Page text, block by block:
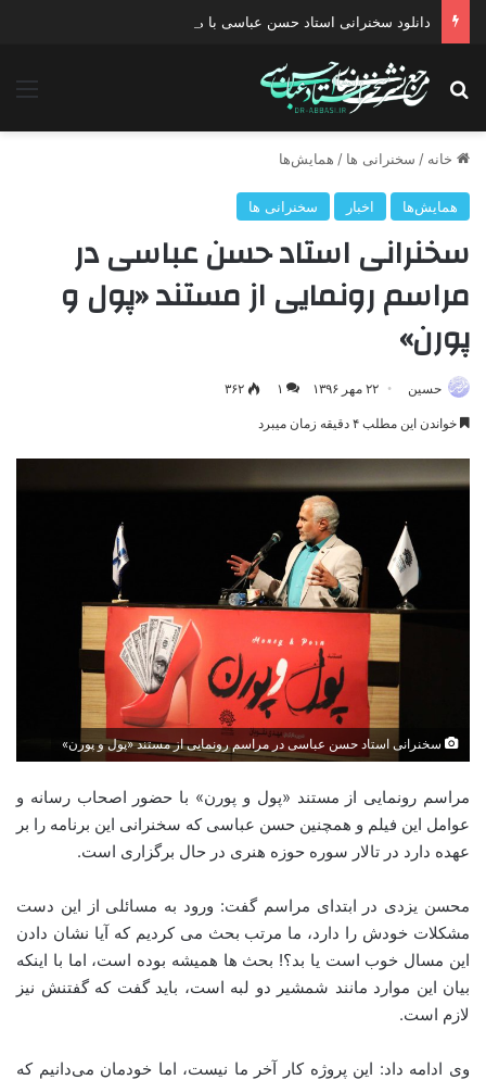
دانلود سخنرانی استاد حسن عباسی با موضوع چهار انتخاب ۱۴۰۰
جستجو برای
خانه / سخنرانی ها / همایش‌ها
همایش‌ها اخبار سخنرانی ها
سخنرانی استاد حسن عباسی در
مراسم رونمایی از مستند «پول و
پورن»
حسین ۲۲ مهر ۱۳۹۶ ۱ ۳۶۲
خواندن این مطلب ۴ دقیقه زمان میبرد
سخنرانی استاد حسن عباسی در مراسم رونمایی از مستند «پول و پورن»
مراسم رونمایی از مستند «پول و پورن» با حضور اصحاب رسانه و
عوامل این فیلم و همچنین حسن عباسی که سخنرانی این برنامه را بر
عهده دارد در تالار سوره حوزه هنری در حال برگزاری است.
محسن یزدی در ابتدای مراسم گفت: ورود به مسائلی از این دست
مشکلات خودش را دارد، ما مرتب بحث می کردیم که آیا نشان دادن
این مسال خوب است یا بد؟! بحث ها همیشه بوده است، اما با اینکه
بیان این موارد مانند شمشیر دو لبه است، باید گفت که گفتنش نیز
لازم است.
وی ادامه داد: این پروژه کار آخر ما نیست، اما خودمان می‌دانیم که